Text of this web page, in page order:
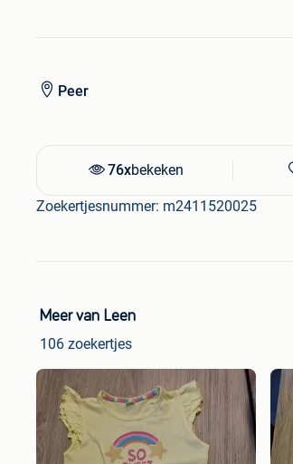
Peer
76xbekeken
Zoekertjesnummer: m2411520025
Meer van Leen
106 zoekertjes